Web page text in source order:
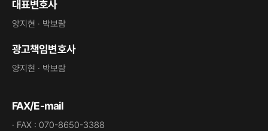
대표변호사
양지현 · 박보람
광고책임변호사
양지현 · 박보람
FAX/E-mail
· FAX : 070-8650-3388